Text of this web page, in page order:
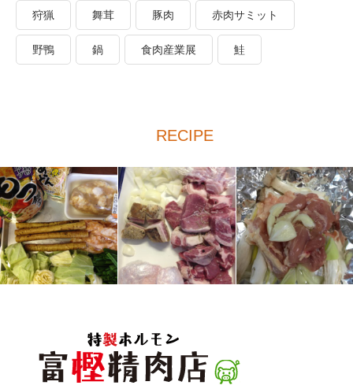
狩猟 舞茸 豚肉 赤肉サミット
野鴨 鍋 食肉産業展 鮭
RECIPE